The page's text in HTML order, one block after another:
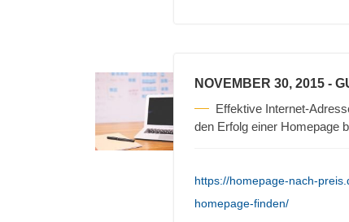
NOVEMBER 30, 2015 -
Effektive Internet-
den Erfolg einer Homepage
https://homepage-nach-
homepage-finden/